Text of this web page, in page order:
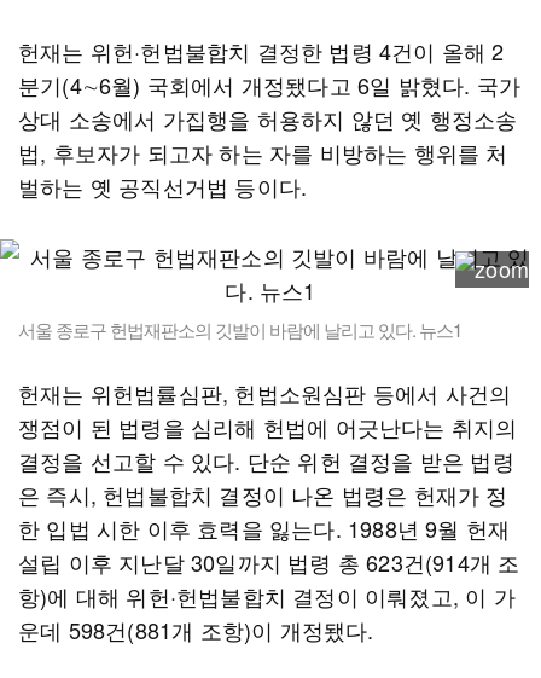
헌재는 위헌·헌법불합치 결정한 법령 4건이 올해 2
분기(4∼6월) 국회에서 개정됐다고 6일 밝혔다. 국가
상대 소송에서 가집행을 허용하지 않던 옛 행정소송
법, 후보자가 되고자 하는 자를 비방하는 행위를 처
벌하는 옛 공직선거법 등이다.
서울 종로구 헌법재판소의 깃발이 바람에 날리고 있다. 뉴스1
헌재는 위헌법률심판, 헌법소원심판 등에서 사건의
쟁점이 된 법령을 심리해 헌법에 어긋난다는 취지의
결정을 선고할 수 있다. 단순 위헌 결정을 받은 법령
은 즉시, 헌법불합치 결정이 나온 법령은 헌재가 정
한 입법 시한 이후 효력을 잃는다. 1988년 9월 헌재
설립 이후 지난달 30일까지 법령 총 623건(914개 조
항)에 대해 위헌·헌법불합치 결정이 이뤄졌고, 이 가
운데 598건(881개 조항)이 개정됐다.